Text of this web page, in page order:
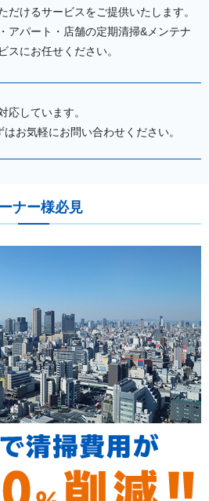
だけるサービスをご提供いたします。
アパート・店舗の定期清掃&メンテナ
スにお任せください。
応しています。
お気軽にお問い合わせください。
ナー様必見